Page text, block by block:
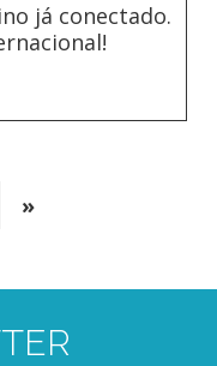
já conectado.
»